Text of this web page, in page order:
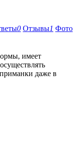
0 Отзывы1 Фото
имеет
даже в